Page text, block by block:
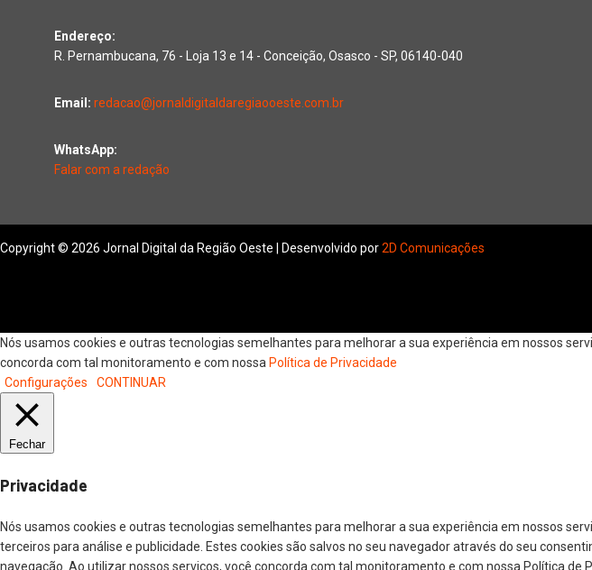
Endereço:
R. Pernambucana, 76 - Loja 13 e 14 - Conceição, Osasco - SP, 06140-040
Email: redacao@jornaldigitaldaregiaooeste.com.br
WhatsApp:
Falar com a redação
Copyright © 2026 Jornal Digital da Região Oeste | Desenvolvido por2D Comunicações
Nós usamos cookies e outras tecnologias semelhantes para melhorar a sua experiência em nossos
concorda com tal monitoramento e com nossa Política de Privacidade
Configurações
CONTINUAR
Fechar
Privacidade
Nós usamos cookies e outras tecnologias semelhantes para melhorar a sua experiência em nossos
terceiros para análise e publicidade. Estes cookies são salvos no seu navegador através do seu
navegação. Ao utilizar nossos serviços, você concorda com tal monitoramento e com nossa Política de